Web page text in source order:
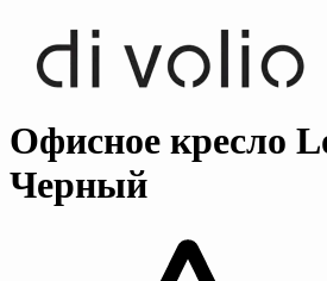
Офисное кресло
Черный